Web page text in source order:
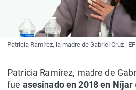
Patricia Ramírez, la madre de Gabriel Cruz |
Patricia Ramírez, madre de
fue asesinado en 2018 en Níjar